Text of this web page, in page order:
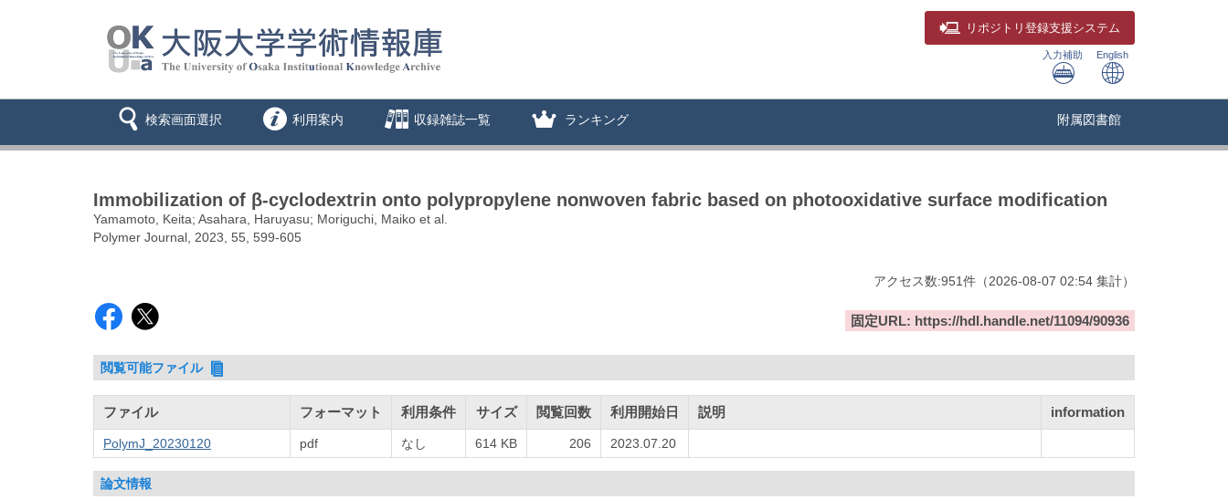
リポジトリ 登録支援システム
入力補助 English
検索画面選択 利用案内 収録雑誌一覧 ランキング 附属図書館
Immobilization of β-cyclodextrin onto polypropylene nonwoven fabric based on photooxidative surface modification
Yamamoto, Keita; Asahara, Haruyasu; Moriguchi, Maiko et al.
Polymer Journal, 2023, 55, 599-605
アクセス数:951件 （2026-08-07 02:54 集計）
固定URL: https://hdl.handle.net/11094/90936
閲覧可能ファイル
ファイル フォーマット 利用条件 サイズ 閲覧回数 利用開始日 説明 information
PolymJ_20230120 pdf なし 614 KB 206 2023.07.20
論文情報